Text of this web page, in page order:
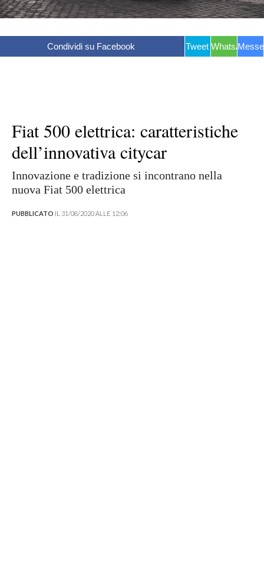
Condividi su Facebook Tweet WhatsApp
Fiat 500 elettrica: caratteristiche
dell’innovativa citycar
Innovazione e tradizione si incontrano nella
nuova Fiat 500 elettrica
PUBBLICATO IL 31/08/2020 ALLE 12:06